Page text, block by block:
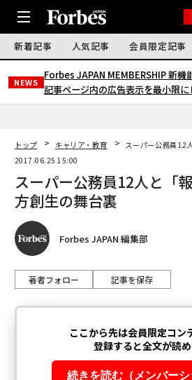
新着記事 人気記事 会員限定記事
NEWS
Forbes JAPAN MEMBERSHIP 新機
記事ページ内の広告表示を最小限に
トップ キャリア・教育
スーパー公務員12
2017.06.25 15:00
スーパー公務員12人と「
方創生の舞台裏
Forbes JAPAN 編集部
著者フォロー 記事を保存